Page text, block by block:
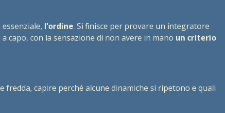
l’ordine. Si finisce per provare un integratore
capo, con la sensazione di non avere in mano un criterio
fredda, capire perché alcune dinamiche si ripetono e quali